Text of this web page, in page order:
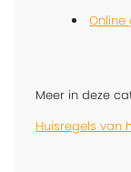
Online
Meer in deze
Huisregels van